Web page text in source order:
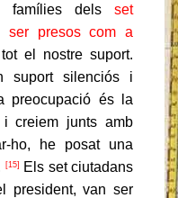
dels set
ser presos com a
el nostre suport.
suport silenciós i
preocupació és la
i creiem junts amb
ho, he posat una
[15]
Els set ciutadans
president, van ser